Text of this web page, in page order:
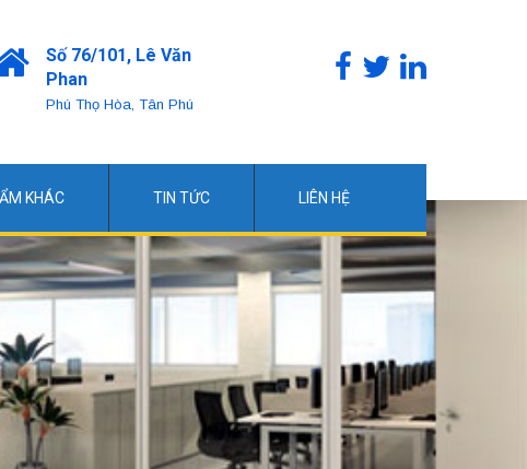
Số 76/101, Lê Văn
Phan
Phú Thọ Hòa, Tân Phú
KHÁC TIN TỨC LIÊN HỆ